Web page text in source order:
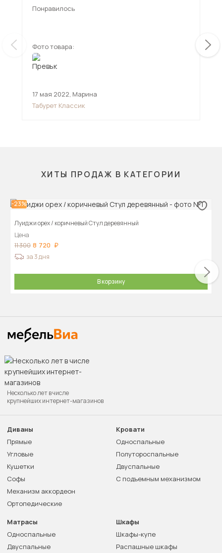
Понравилось
Фото товара:
17 мая 2022, Марина
Табурет Классик
ХИТЫ ПРОДАЖ В КАТЕГОРИИ
-23%
Луиджи орех / коричневый Стул деревянный
Цена
11 300 8 720
за 3 дня
В корзину
Несколько лет в числе
крупнейших интернет-магазинов
Диваны
Прямые
Угловые
Кушетки
Софы
Механизм аккордеон
Ортопедические
Кровати
Односпальные
Полутороспальные
Двуспальные
С подъемным механизмом
Матрасы
Односпальные
Двуспальные
Шкафы
Шкафы-купе
Распашные шкафы